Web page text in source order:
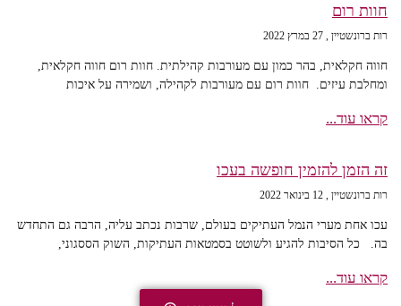
חוות רום
רות ברונשטיין 27 במרץ 2022
חווה חקלאית, בהר כמון עם מעורבות קהילתית. חוות רום חווה חקלאית,
ומחלבת עיזים. חוות רום עם מעורבות לקהילה, ושמירה על איכות
קראו עוד...
זה הזמן להזמין חופשה בעכו
רות ברונשטיין 12 בינואר 2022
עכו אחת מערי הנמל העתיקים בעולם, שרבות נכתב עליה, הרבה גם התחדש
בה. כל הסיבות להגיע ולשוטט בסמטאות העתיקות, השוק הססגוני,
קראו עוד...